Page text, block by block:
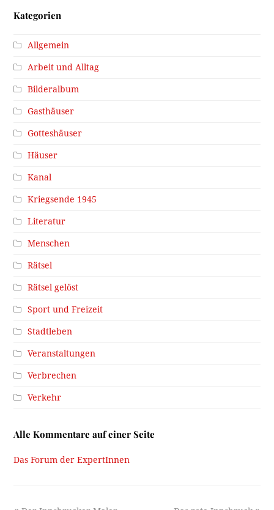
Kategorien
Allgemein
Arbeit und Alltag
Bilderalbum
Gasthäuser
Gotteshäuser
Häuser
Kanal
Kriegsende 1945
Literatur
Menschen
Rätsel
Rätsel gelöst
Sport und Freizeit
Stadtleben
Veranstaltungen
Verbrechen
Verkehr
Alle Kommentare auf einer Seite
Das Forum der ExpertInnen